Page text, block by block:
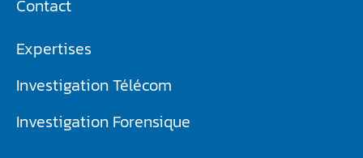
Contact
Expertises
Investigation Télécom​
Investigation Forensique